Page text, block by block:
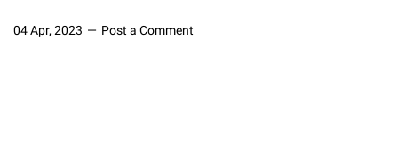
04 Apr, 2023 Post a Comment